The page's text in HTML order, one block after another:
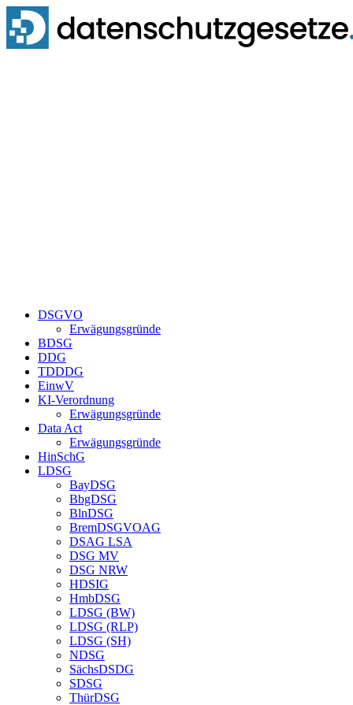
Zum
Inhalt
springen
DSGVO
Erwägungsgründe
BDSG
DDG
TDDDG
EinwV
KI-Verordnung
Erwägungsgründe
Data Act
Erwägungsgründe
HinSchG
LDSG
BayDSG
BbgDSG
BlnDSG
BremDSGVOAG
DSAG LSA
DSG MV
DSG NRW
HDSIG
HmbDSG
LDSG (BW)
LDSG (RLP)
LDSG (SH)
NDSG
SächsDSDG
SDSG
ThürDSG